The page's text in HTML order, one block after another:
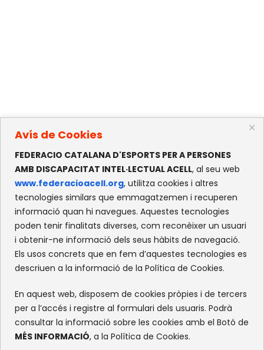
Avís de Cookies
FEDERACIO CATALANA D'ESPORTS PER A PERSONES
AMB DISCAPACITAT INTEL·LECTUAL ACELL, al seu web
www.federacioacell.org, utilitza cookies i altres
tecnologies similars que emmagatzemen i recuperen
informació quan hi navegues. Aquestes tecnologies
poden tenir finalitats diverses, com reconèixer un usuari
i obtenir-ne informació dels seus hàbits de navegació.
Els usos concrets que en fem d’aquestes tecnologies es
descriuen a la informació de la Política de Cookies.
En aquest web, disposem de cookies pròpies i de tercers
per a l’accés i registre al formulari dels usuaris. Podrà
consultar la informació sobre les cookies amb el Botó de
MÉS INFORMACIÓ, a la Política de Cookies.